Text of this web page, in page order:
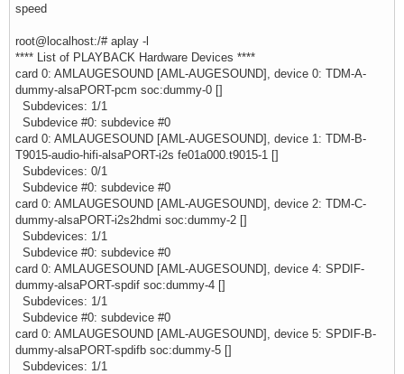
speed
root@localhost:/# aplay -l
**** List of PLAYBACK Hardware Devices ****
card 0: AMLAUGESOUND [AML-AUGESOUND], device 0: TDM-A-
dummy-alsaPORT-pcm soc:dummy-0 []
Subdevices: 1/1
Subdevice #0: subdevice #0
card 0: AMLAUGESOUND [AML-AUGESOUND], device 1: TDM-B-
T9015-audio-hifi-alsaPORT-i2s fe01a000.t9015-1 []
Subdevices: 0/1
Subdevice #0: subdevice #0
card 0: AMLAUGESOUND [AML-AUGESOUND], device 2: TDM-C-
dummy-alsaPORT-i2s2hdmi soc:dummy-2 []
Subdevices: 1/1
Subdevice #0: subdevice #0
card 0: AMLAUGESOUND [AML-AUGESOUND], device 4: SPDIF-
dummy-alsaPORT-spdif soc:dummy-4 []
Subdevices: 1/1
Subdevice #0: subdevice #0
card 0: AMLAUGESOUND [AML-AUGESOUND], device 5: SPDIF-B-
dummy-alsaPORT-spdifb soc:dummy-5 []
Subdevices: 1/1